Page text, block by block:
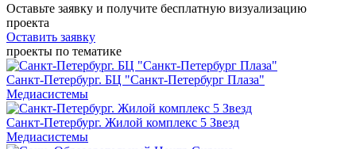
Оставьте заявку и получите бесплатную визуализацию
проекта
Оставить заявку
проекты по тематике
Санкт-Петербург. БЦ "Санкт-Петербург Плаза"
Медиасистемы
Санкт-Петербург. Жилой комплекс 5 Звезд
Медиасистемы